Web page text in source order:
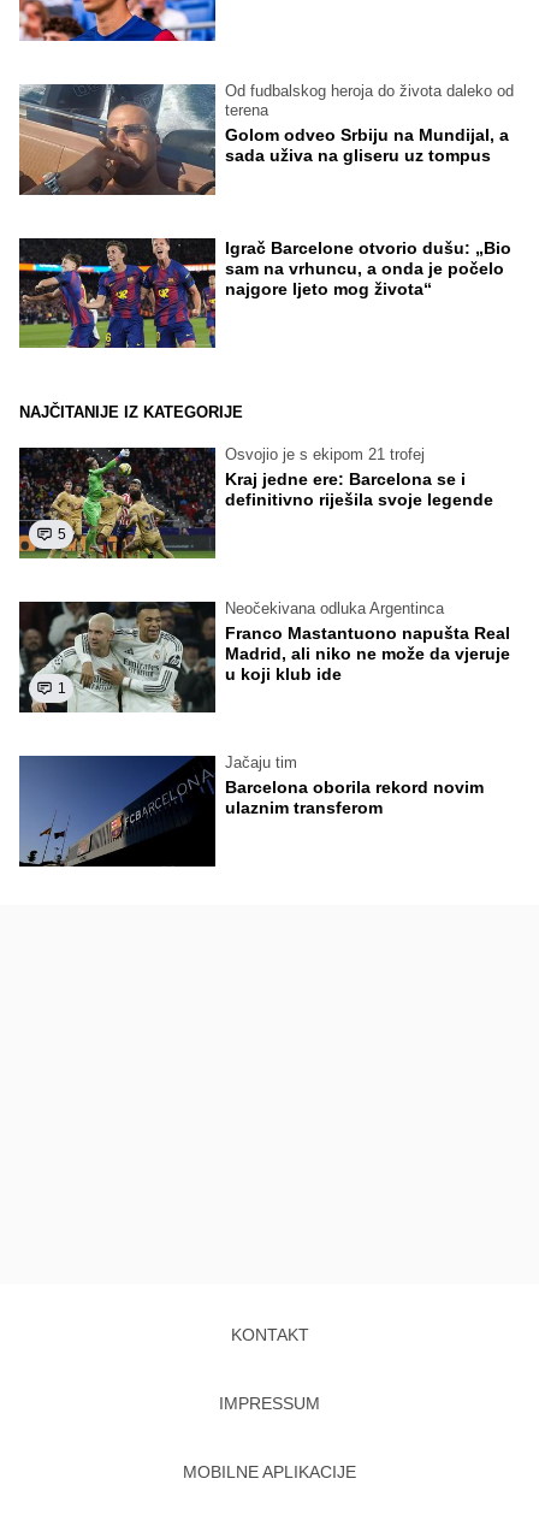
Od fudbalskog heroja do života daleko od
terena
Golom odveo Srbiju na Mundijal, a
sada uživa na gliseru uz tompus
Igrač Barcelone otvorio dušu: „Bio
sam na vrhuncu, a onda je počelo
najgore ljeto mog života“
NAJČITANIJE IZ KATEGORIJE
5
Osvojio je s ekipom 21 trofej
Kraj jedne ere: Barcelona se i
definitivno riješila svoje legende
1
Neočekivana odluka Argentinca
Franco Mastantuono napušta Real
Madrid, ali niko ne može da vjeruje
u koji klub ide
Jačaju tim
Barcelona oborila rekord novim
ulaznim transferom
KONTAKT
IMPRESSUM
MOBILNE APLIKACIJE